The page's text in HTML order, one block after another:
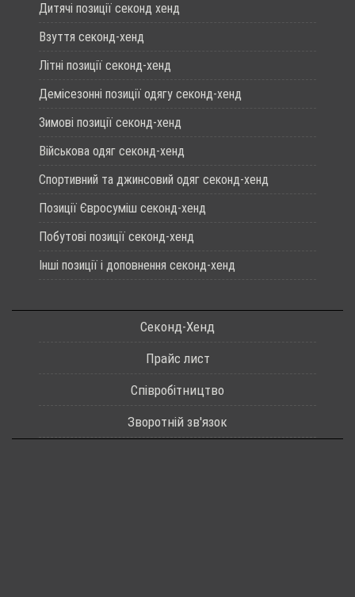
Дитячі позиції секонд хенд
Взуття секонд-хенд
Літні позиції секонд-хенд
Демісезонні позиції одягу секонд-хенд
Зимові позиції секонд-хенд
Військова одяг секонд-хенд
Спортивний та джинсовий одяг секонд-хенд
Позиції Євросуміш секонд-хенд
Побутові позиції секонд-хенд
Інші позиції і доповнення секонд-хенд
Секонд-Хенд
Прайс лист
Співробітництво
Зворотній зв'язок